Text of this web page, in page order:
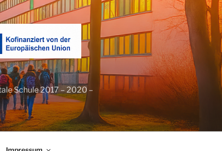
Schule 2017 – 2020 –